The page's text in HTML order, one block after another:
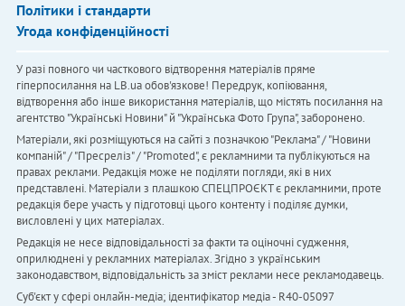
Політики і стандарти
Угода конфіденційності
У разі повного чи часткового відтворення матеріалів пряме
гіперпосилання на LB.ua обов'язкове! Передрук, копіювання,
відтворення або інше використання матеріалів, що містять посилання на
агентство "Українськi Новини" й "Українська Фото Група", заборонено.
Матеріали, які розміщуються на сайті з позначкою "Реклама" / "Новини
компаній" / "Пресреліз" / "Promoted", є рекламними та публікуються на
правах реклами. Редакція може не поділяти погляди, які в них
представлені. Матеріали з плашкою СПЕЦПРОЄКТ є рекламними, проте
редакція бере участь у підготовці цього контенту і поділяє думки,
висловлені у цих матеріалах.
Редакція не несе відповідальності за факти та оціночні судження,
оприлюднені у рекламних матеріалах. Згідно з українським
законодавством, відповідальність за зміст реклами несе рекламодавець.
Cуб'єкт у сфері онлайн-медіа; ідентифікатор медіа - R40-05097